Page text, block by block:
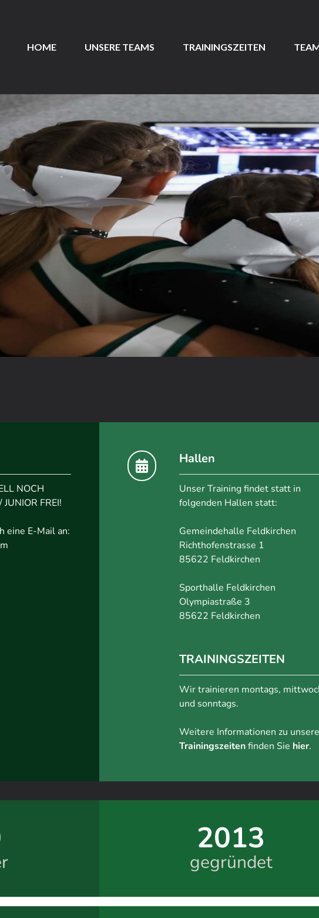
HOME UNSERE TEAMS TRAININGSZEITEN
NOCH
FREI!
eine E-Mail an:
Hallen
Unser Training findet statt in
folgenden Hallen statt:
Gemeindehalle Feldkirchen
Richthofenstrasse 1
85622 Feldkirchen
Sporthalle Feldkirchen
Olympiastraße 3
85622 Feldkirchen
TRAININGSZEITEN
Wir trainieren montags,
und sonntags.
Weitere Informationen zu
Trainingszeitenfinden Sie hier.
2013
gegründet